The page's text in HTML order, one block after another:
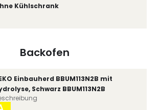
Kühlschrank
Backofen
Einbauherd BBUM113N2B mit
Schwarz BBUM113N2B